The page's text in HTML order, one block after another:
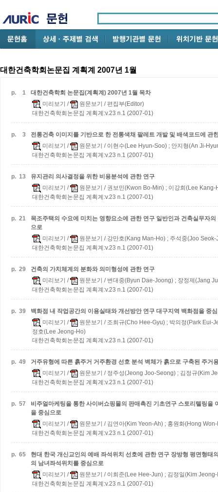
대한건축학회논문집 계획계 2007년 1월
p. 1
대한건축학회 논문집(계획계) 2007년 1월 목차
미리보기 / 원문보기 / 편집부(Editor)
대한건축학회논문집 계획계:v.23 n.1 (2007-01)
p. 3
전통건축 이미지를 기반으로 한 전통색채 팔레트 개발 및 배색코드에 관
미리보기 / 원문보기 / 이현수(Lee Hyun-Soo) ; 안지형(An Ji-
대한건축학회논문집 계획계:v.23 n.1 (2007-01)
p. 13
유지관리 의사결정을 위한 비용분석에 관한 연구
미리보기 / 원문보기 / 권보민(Kwon Bo-Min) ; 이강희(Lee Kang-
대한건축학회논문집 계획계:v.23 n.1 (2007-01)
p. 21 목조주택의 수요에 미치는 영향요소에 관한 연구 일반인과 건축실무자
으로
미리보기 / 원문보기 / 강만호(Kang Man-Ho) ; 주석중(Joo Seok-
대한건축학회논문집 계획계:v.23 n.1 (2007-01)
p. 29
건축의 가치체계의 분화와 의미형성에 관한 연구
미리보기 / 원문보기 / 변대중(Byun Dae-Joong) ; 장정제(Jang
대한건축학회논문집 계획계:v.23 n.1 (2007-01)
p. 39 백화점 내 작업공간의 이용실태와 개선방안 연구 대구지역 백화점을 중
미리보기 / 원문보기 / 조희규(Cho Hee-Gyu) ; 박의정(Park Eui-
정호(Lee Jeong-Ho)
대한건축학회논문집 계획계:v.23 n.1 (2007-01)
p. 49 거주유형에 따른 흙주거 거주환경 선호 분석 벽체가 흙으로 구축된 주거
미리보기 / 원문보기 / 정주성(Jeong Joo-Seong) ; 김정규(Kim
대한건축학회논문집 계획계:v.23 n.1 (2007-01)
p. 57 비주얼마케팅을 통한 사이버쇼핑몰의 판매촉진 기초연구 스토리텔링을
을 중심으로
미리보기 / 원문보기 / 김연아(Kim Yeon-Ah) ; 홍원화(Hong
대한건축학회논문집 계획계:v.23 n.1 (2007-01)
p. 65 현대 한국 개신교인의 예배 좌석위치 선호에 관한 연구 장방형 평면형태
의 남녀좌석위치를 중심으로
미리보기 / 원문보기 / 이희준(Lee Hee-Jun) ; 김정일(Kim
대한건축학회논문집 계획계:v.23 n.1 (2007-01)